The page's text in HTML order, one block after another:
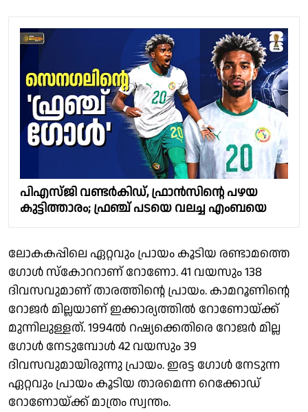
പിഎസ്‍ജി വണ്ടര്‍കിഡ്, ഫ്രാന്‍സിന്റെ പഴയ
കുട്ടിത്താരം; ഫ്രഞ്ച് പടയെ വലച്ച എംബയെ
ലോകകപ്പിലെ ഏറ്റവും പ്രായം കൂടിയ രണ്ടാമത്തെ
ഗോൾ സ്‌കോററാണ് റോണോ. 41 വയസും 138
ദിവസവുമാണ് താരത്തിന്റെ പ്രായം. കാമറൂണിന്റെ
റോജർ മില്ലയാണ് ഇക്കാര്യത്തില്‍ റോണോയ്ക്ക്
മുന്നിലുള്ളത്. 1994ൽ റഷ്യക്കെതിരെ റോജർ മില്ല
ഗോൾ നേടുമ്പോള്‍ 42 വയസും 39
ദിവസവുമായിരുന്നു പ്രായം. ഇരട്ട ഗോള്‍ നേടുന്ന
ഏറ്റവും പ്രായം കൂടിയ താരമെന്ന റെക്കോഡ്
റോണോയ്ക്ക് മാത്രം സ്വന്തം.